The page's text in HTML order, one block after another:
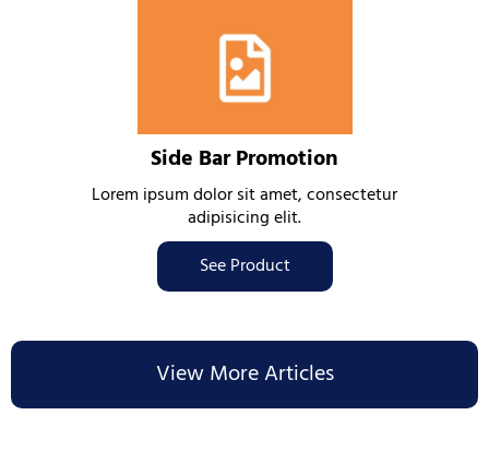
Side Bar Promotion
Lorem ipsum dolor sit amet, consectetur
adipisicing elit.
See Product
View More Articles